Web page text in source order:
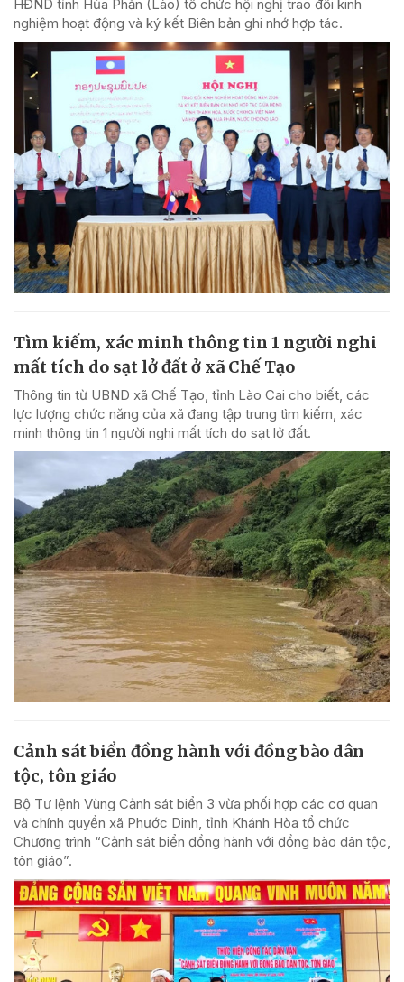
HĐND tỉnh Hủa Phăn (Lào) tổ chức hội nghị trao đổi kinh
nghiệm hoạt động và ký kết Biên bản ghi nhớ hợp tác.
Tìm kiếm, xác minh thông tin 1 người nghi
mất tích do sạt lở đất ở xã Chế Tạo
Thông tin từ UBND xã Chế Tạo, tỉnh Lào Cai cho biết, các
lực lượng chức năng của xã đang tập trung tìm kiếm, xác
minh thông tin 1 người nghi mất tích do sạt lở đất.
Cảnh sát biển đồng hành với đồng bào dân
tộc, tôn giáo
Bộ Tư lệnh Vùng Cảnh sát biển 3 vừa phối hợp các cơ quan
và chính quyền xã Phước Dinh, tỉnh Khánh Hòa tổ chức
Chương trình “Cảnh sát biển đồng hành với đồng bào dân tộc,
tôn giáo”.